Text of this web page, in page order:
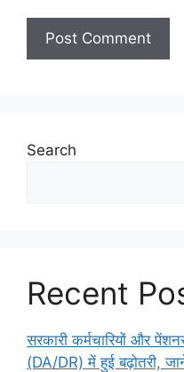
Search
Recent
सरकारी कर्मचारियों और
(DA/DR) में हुई बढ़ोतरी,